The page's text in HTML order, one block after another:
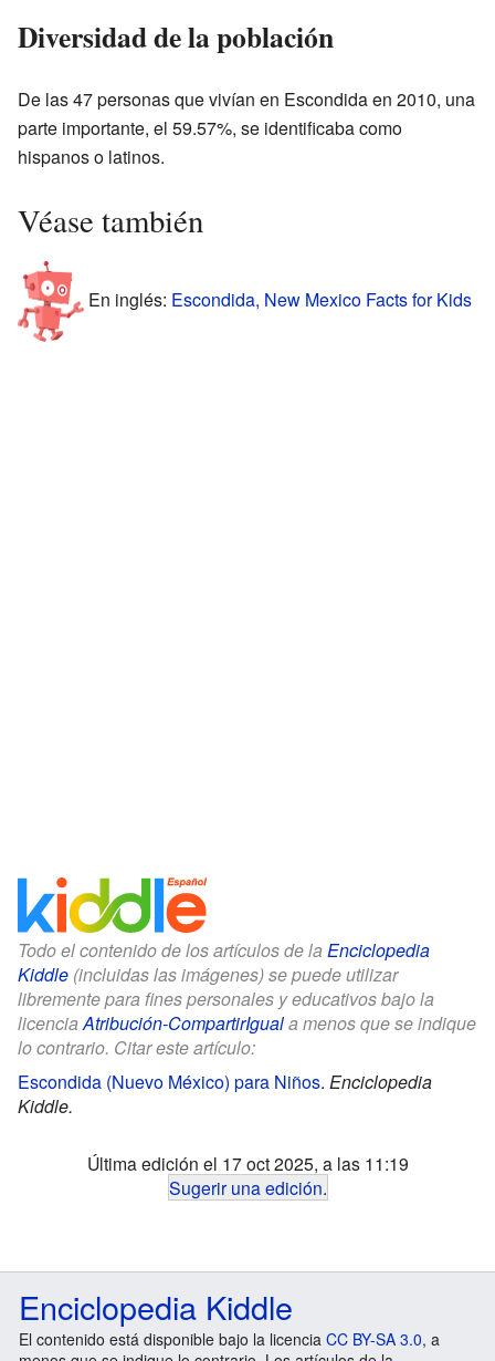
Diversidad de la población
De las 47 personas que vivían en Escondida en 2010, una
parte importante, el 59.57%, se identificaba como
hispanos o latinos.
Véase también
En inglés: Escondida, New Mexico Facts for Kids
Todo el contenido de los artículos de la Enciclopedia
Kiddle (incluidas las imágenes) se puede utilizar
libremente para fines personales y educativos bajo la
licenciaAtribución-CompartirIguala menos que se indique
lo contrario. Citar este artículo:
Escondida (Nuevo México) para Niños. Enciclopedia
Kiddle.
Última edición el 17 oct 2025, a las 11:19
Sugerir una edición.
Enciclopedia Kiddle
El contenido está disponible bajo la licencia CC BY-SA 3.0, a